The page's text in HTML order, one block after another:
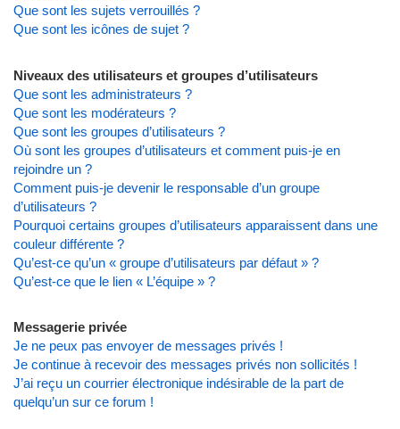
Que sont les sujets verrouillés ?
Que sont les icônes de sujet ?
Niveaux des utilisateurs et groupes d’utilisateurs
Que sont les administrateurs ?
Que sont les modérateurs ?
Que sont les groupes d’utilisateurs ?
Où sont les groupes d’utilisateurs et comment puis-je en
rejoindre un ?
Comment puis-je devenir le responsable d’un groupe
d’utilisateurs ?
Pourquoi certains groupes d’utilisateurs apparaissent dans une
couleur différente ?
Qu’est-ce qu’un « groupe d’utilisateurs par défaut » ?
Qu’est-ce que le lien « L’équipe » ?
Messagerie privée
Je ne peux pas envoyer de messages privés !
Je continue à recevoir des messages privés non sollicités !
J’ai reçu un courrier électronique indésirable de la part de
quelqu’un sur ce forum !